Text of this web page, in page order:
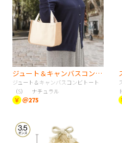
ジュート＆キャンバスコンビトート（S） ナチュラル
ジュート＆キャンバスコンビトート
（S） ナチュラル
￥ ＠275